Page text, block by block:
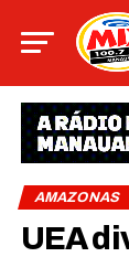
AMAZONAS
UEA